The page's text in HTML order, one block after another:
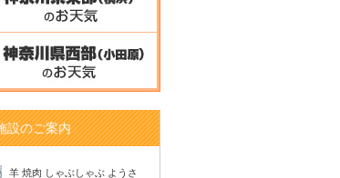
設のご案内
羊 焼肉 しゃぶしゃぶ ようさ